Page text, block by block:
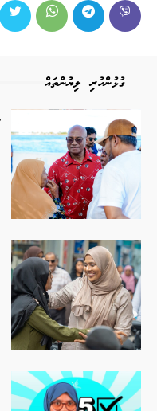
ގުޅުންހުރި ލިޔުންތައް